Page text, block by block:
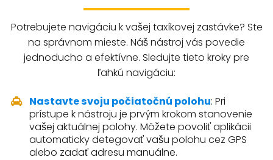
Potrebujete navigáciu k vašej taxíkovej zastávke? Ste
na správnom mieste. Náš nástroj vás povedie
jednoducho a efektívne. Sledujte tieto kroky pre
ľahkú navigáciu:
Nastavte svoju počiatočnú polohu: Pri
prístupe k nástroju je prvým krokom stanovenie
vašej aktuálnej polohy. Môžete povoliť aplikácii
automaticky detegovať vašu polohu cez GPS
alebo zadať adresu manuálne.